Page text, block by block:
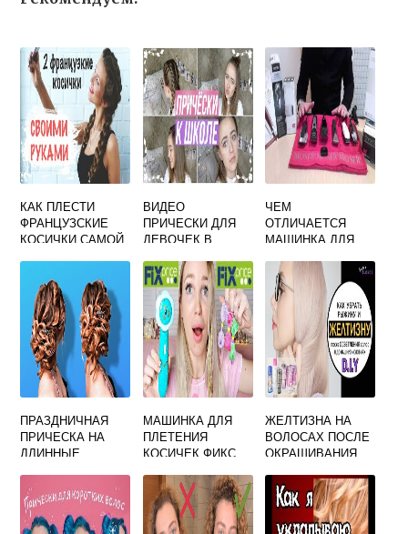
КАК ПЛЕСТИ
ФРАНЦУЗСКИЕ
КОСИЧКИ САМОЙ
ВИДЕО
ПРИЧЕСКИ ДЛЯ
ДЕВОЧЕК В
МИНУТ ЛЕГКИЕ
КРАСИВЫЕ
ЧЕМ
ОТЛИЧАЕТСЯ
МАШИНКА ДЛЯ
ОТ МАШИНКИ ДЛЯ
СТРИЖКИ ЛЮДЕЙ
ПРАЗДНИЧНАЯ
ПРИЧЕСКА НА
ДЛИННЫЕ
РУКАМИ
МАШИНКА ДЛЯ
ПЛЕТЕНИЯ
КОСИЧЕК ФИКС
ПОЛЬЗОВАТЬСЯ
ЖЕЛТИЗНА НА
ВОЛОСАХ ПОСЛЕ
ОКРАШИВАНИЯ